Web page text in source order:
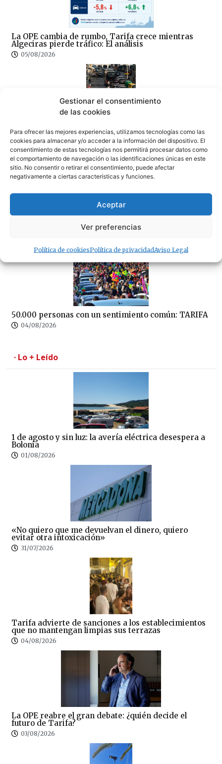
Gestionar el consentimiento
de las cookies
Para ofrecer las mejores experiencias, utilizamos tecnologías como las
cookies para almacenar y/o acceder a la información del dispositivo. El
consentimiento de estas tecnologías nos permitirá procesar datos como
el comportamiento de navegación o las identificaciones únicas en este
sitio. No consentir o retirar el consentimiento, puede afectar
negativamente a ciertas características y funciones.
Aceptar
Ver preferencias
Política de cookiesPolítica de privacidadAviso Legal
La OPE cambia de rumbo, Tarifa crece mientras
Algeciras pierde tráfico: El análisis
05/08/2026
La Policía Local de Tarifa rechaza que la APBA se
desvincule del caos fuera del puerto
04/08/2026
Tarifa advierte de sanciones a los establecimientos
que no mantengan limpias sus terrazas
50.000 personas con un sentimiento común: TARIFA
04/08/2026
· Lo + Leído
1 de agosto y sin luz: la avería eléctrica desespera a
Bolonia
01/08/2026
«No quiero que me devuelvan el dinero, quiero
evitar otra intoxicación»
31/07/2026
Tarifa advierte de sanciones a los establecimientos
que no mantengan limpias sus terrazas
04/08/2026
La OPE reabre el gran debate: ¿quién decide el
futuro de Tarifa?
03/08/2026